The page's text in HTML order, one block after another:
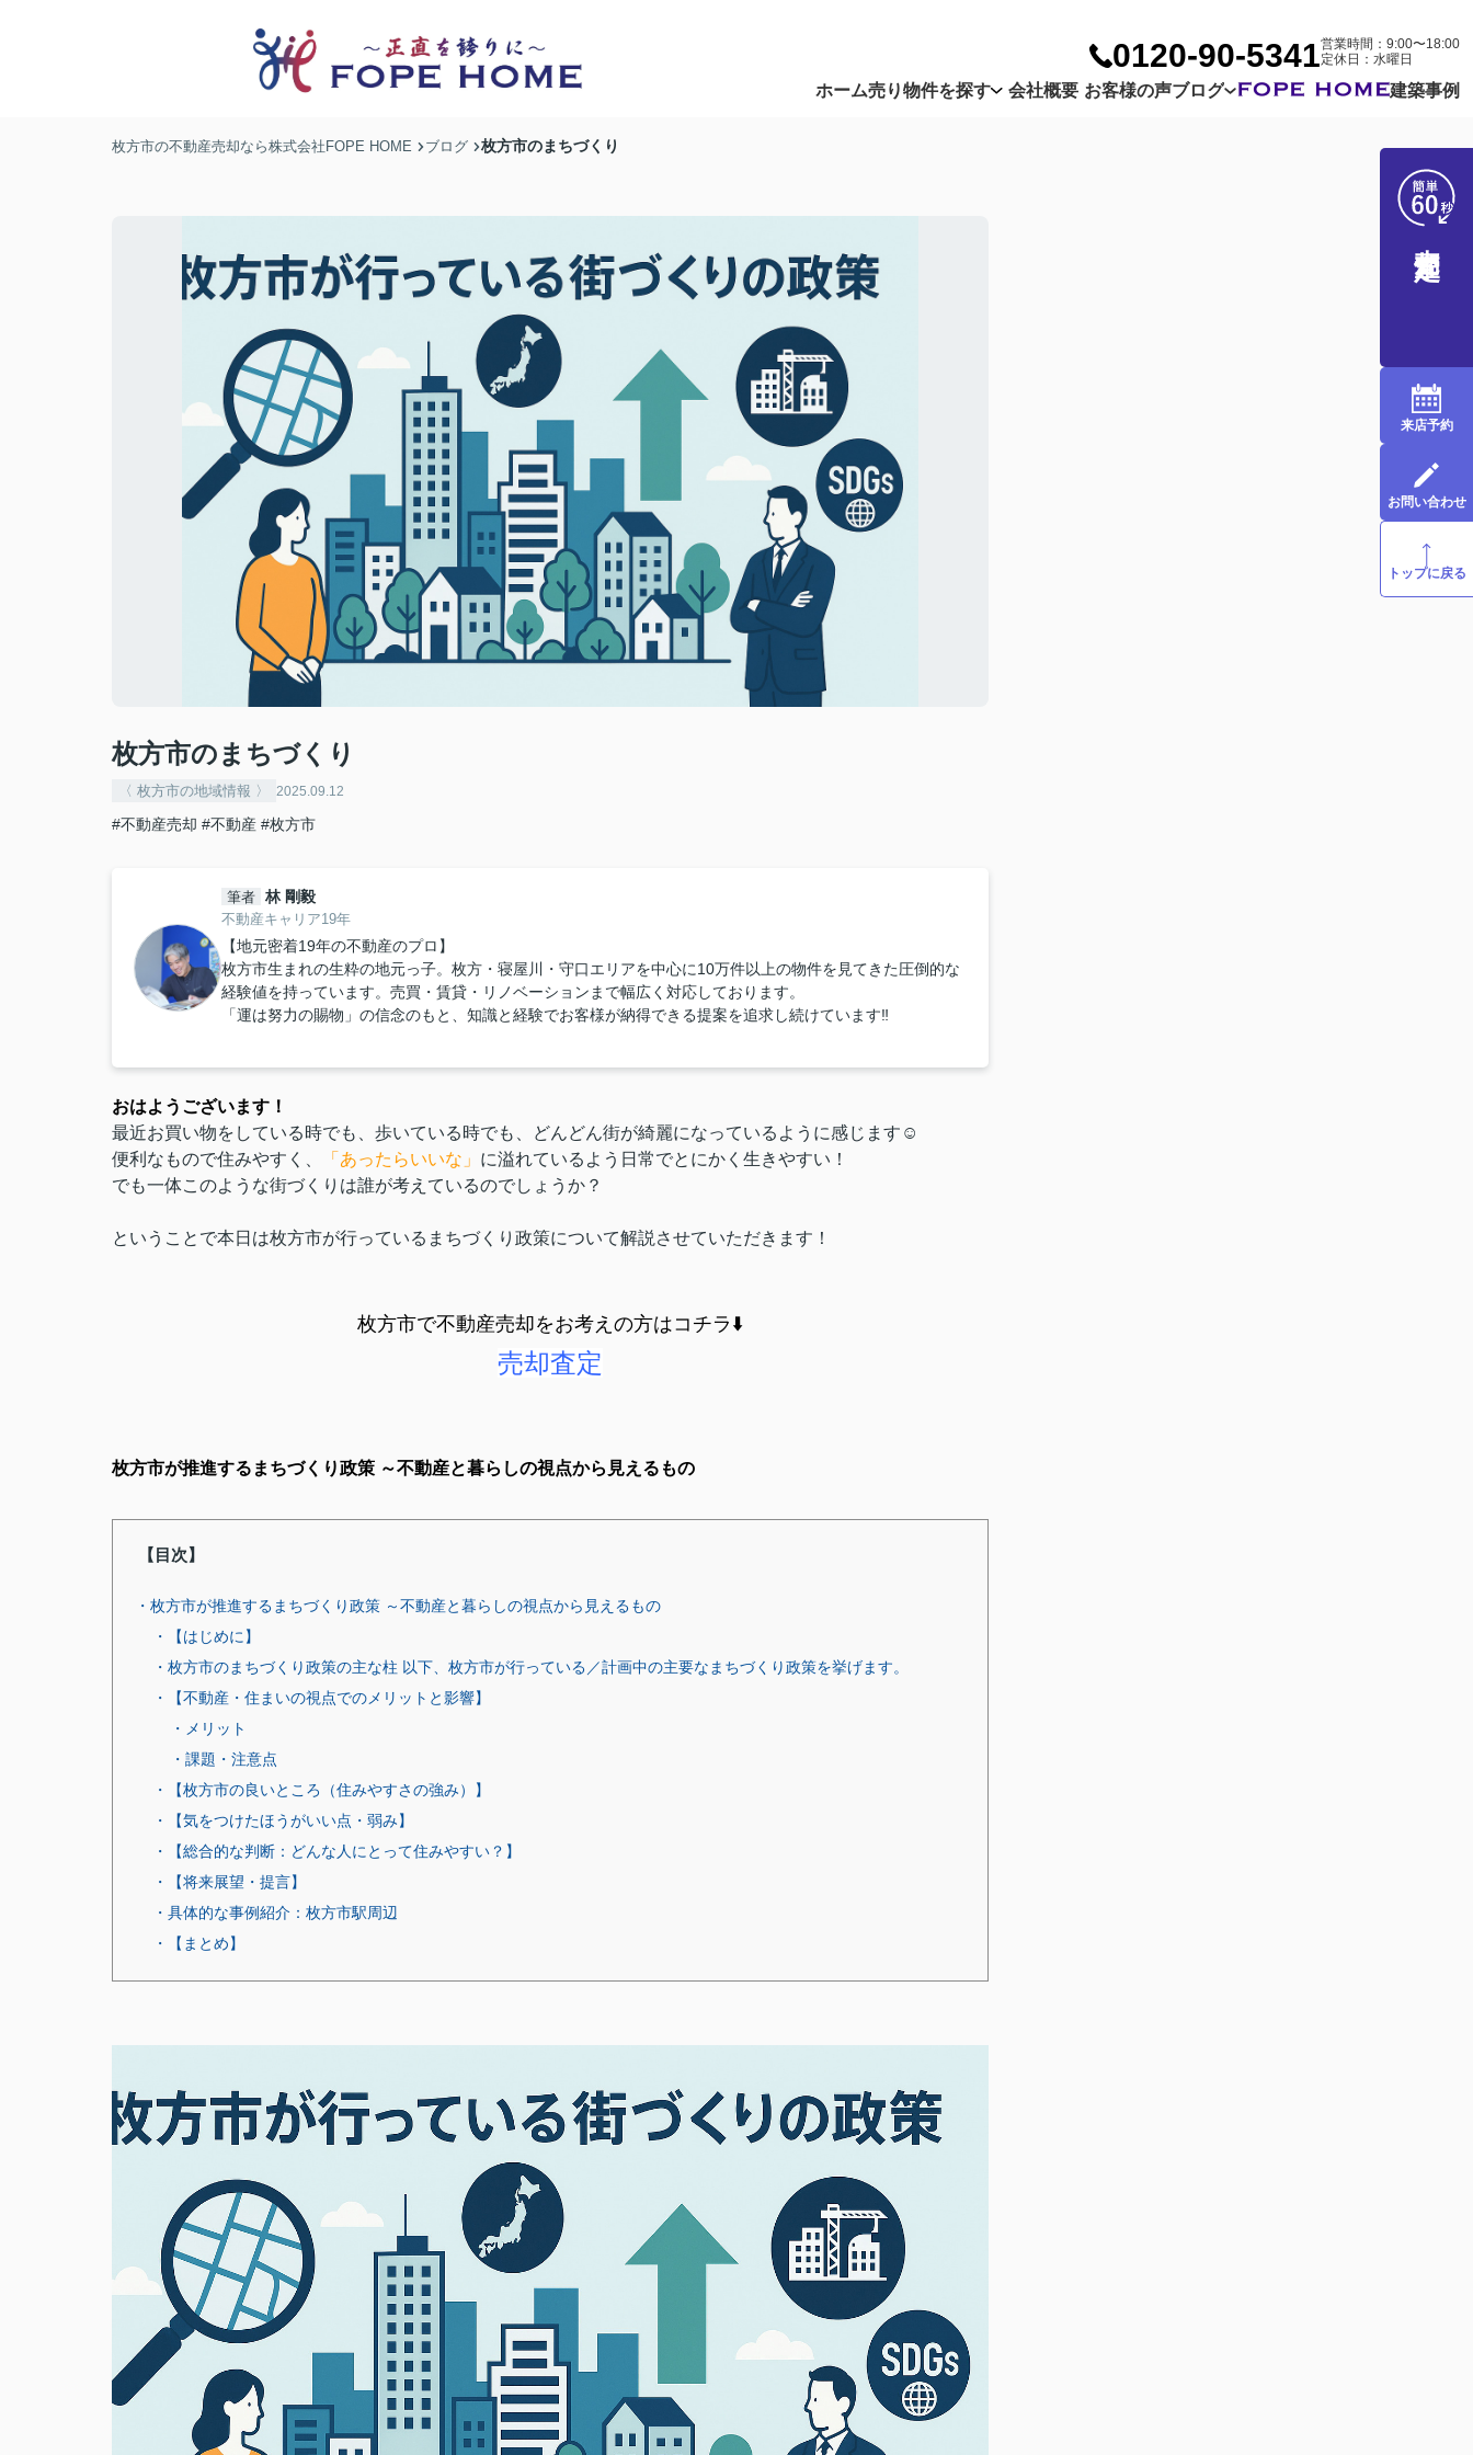
0120-90-5341営業時間：9:00〜18:00
定休日：水曜日
ホーム売り物件を探す
会社概要 お客様の声ブログ
建築事例
枚方市の不動産売却なら株式会社FOPE HOME ブログ 枚方市のまちづくり
枚方市のまちづくり
〈 枚方市の地域情報 〉 2025.09.12
#不動産売却 #不動産 #枚方市
筆者 林 剛毅
不動産キャリア19年
【地元密着19年の不動産のプロ】
枚方市生まれの生粋の地元っ子。枚方・寝屋川・守口エリアを中心に10万件以上の物件を見てきた圧倒的な
経験値を持っています。売買・賃貸・リノベーションまで幅広く対応しております。
「運は努力の賜物」の信念のもと、知識と経験でお客様が納得できる提案を追求し続けています‼︎
おはようございます！
最近お買い物をしている時でも、歩いている時でも、どんどん街が綺麗になっているように感じます☺️
便利なもので住みやすく、
「あったらいいな」 に溢れているよう日常でとにかく生きやすい！
でも一体このような街づくりは誰が考えているのでしょうか？
ということで本日は枚方市が行っているまちづくり政策について解説させていただきます！
枚方市で不動産売却をお考えの方はコチラ⬇️
売却査定
枚方市が推進するまちづくり政策 ～不動産と暮らしの視点から見えるもの
【目次】
・枚方市が推進するまちづくり政策 ～不動産と暮らしの視点から見えるもの
・【はじめに】
・枚方市のまちづくり政策の主な柱 以下、枚方市が行っている／計画中の主要なまちづくり政策を挙げます。
・【不動産・住まいの視点でのメリットと影響】
・メリット
・課題・注意点
・【枚方市の良いところ（住みやすさの強み）】
・【気をつけたほうがいい点・弱み】
・【総合的な判断：どんな人にとって住みやすい？】
・【将来展望・提言】
・具体的な事例紹介：枚方市駅周辺
・【まとめ】
来店予約
お問い合わせ
トップに戻る